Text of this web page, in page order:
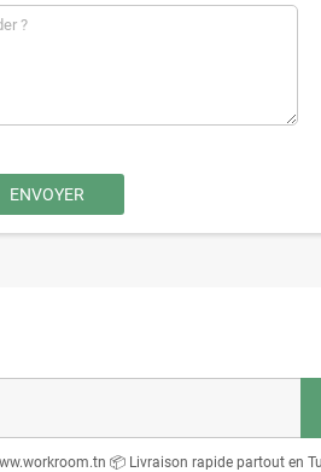
📦 Livraison rapide partout en